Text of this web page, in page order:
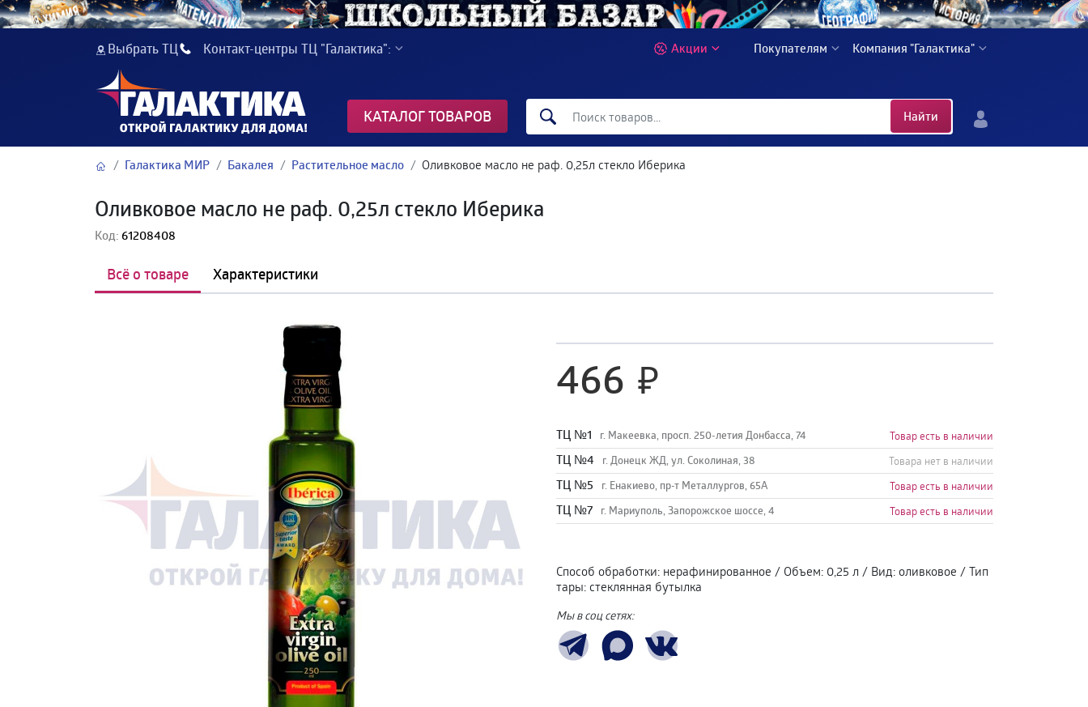
Выбрать ТЦ Контакт-центры ТЦ "Галактика": Акции Покупателям Компания "Галактика"
КАТАЛОГ ТОВАРОВ Найти
Галактика МИР Бакалея Растительное масло Оливковое масло не раф. 0,25л стекло Иберика
Оливковое масло не раф. 0,25л стекло Иберика
Код: 61208408
Всё о товаре Характеристики
466
TЦ №1 г. Макеевка, просп. 250-летия Донбасса, 74 Товар есть в наличии
TЦ №4 г. Донецк ЖД, ул. Соколиная, 38 Товара нет в наличии
TЦ №5 г. Енакиево, пр-т Металлургов, 65А Товар есть в наличии
ТЦ №7 г. Мариуполь, Запорожское шоссе, 4 Товар есть в наличии
Способ обработки: нерафинированное / Объем: 0,25 л / Вид: оливковое / Тип
тары: стеклянная бутылка
Мы в соц сетях: